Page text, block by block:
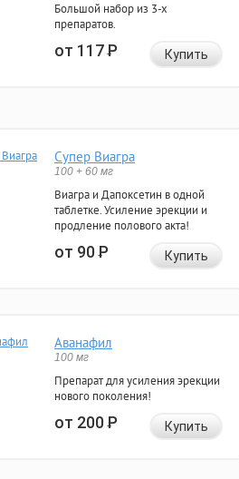
Большой набор из 3-х
препаратов.
от 117Р Купить
Супер Виагра
100 + 60 мг
Виагра и Дапоксетин в одной
таблетке. Усиление эрекции и
продление полового акта!
от 90Р Купить
Аванафил
100 мг
Препарат для усиления эрекции
нового поколения!
от 200Р Купить